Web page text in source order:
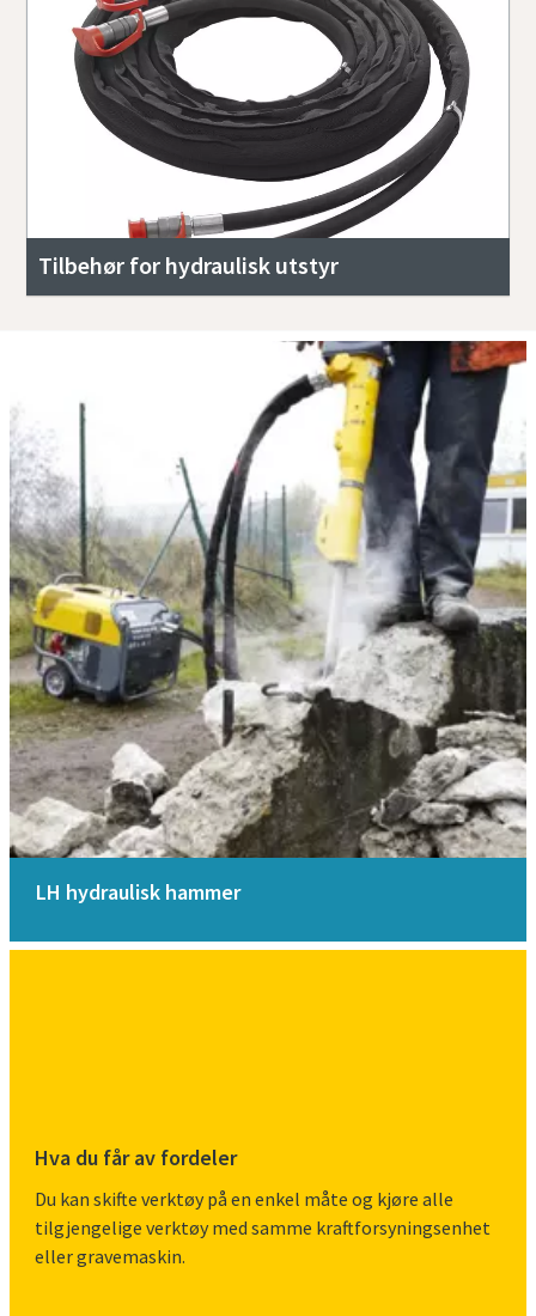
Tilbehør for hydraulisk utstyr
LH hydraulisk hammer
Hva du får av fordeler
Du kan skifte verktøy på en enkel måte og kjøre alle
tilgjengelige verktøy med samme kraftforsyningsenhet
eller gravemaskin.